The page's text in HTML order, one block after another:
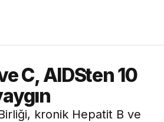
C, AIDSten 10
kronik Hepatit B ve